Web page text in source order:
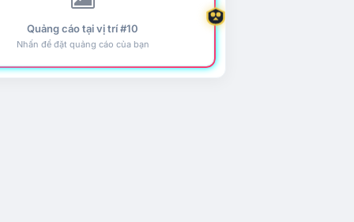
Quảng cáo tại vị trí #10
Nhấn để đặt quảng cáo của bạn